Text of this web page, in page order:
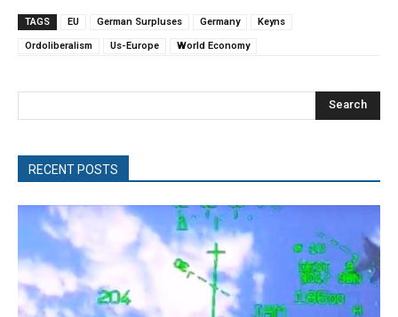
TAGS EU German Surpluses Germany Keyns
Ordoliberalism Us-Europe World Economy
Search
RECENT POSTS